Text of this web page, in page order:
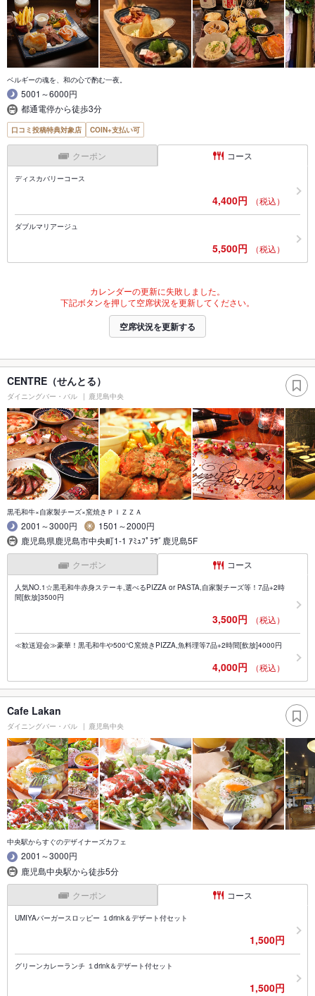
ベルギーの魂を、和の心で酌む一夜。
5001～6000円
都通電停から徒歩3分
口コミ投稿特典対象店 COIN+支払い可
クーポン コース
ディスカバリーコース
4,400円 （税込）
ダブルマリアージュ
5,500円 （税込）
カレンダーの更新に失敗しました。
下記ボタンを押して空席状況を更新してください。
空席状況を更新する
CENTRE（せんとる）
ダイニングバー・バル 鹿児島中央
黒毛和牛×自家製チーズ×窯焼きＰＩＺＺＡ
2001～3000円
1501～2000円
鹿児島県鹿児島市中央町1-1 ｱﾐｭﾌﾟﾗｻﾞ鹿児島5F
クーポン コース
人気NO.1☆黒毛和牛赤身ステーキ,選べるPIZZA or PASTA,自家製チーズ等！7品+2時
間[飲放]3500円
3,500円 （税込）
≪歓送迎会≫豪華！黒毛和牛や500℃窯焼きPIZZA,魚料理等7品+2時間[飲放]4000円
4,000円 （税込）
Cafe Lakan
ダイニングバー・バル 鹿児島中央
中央駅からすぐのデザイナーズカフェ
2001～3000円
鹿児島中央駅から徒歩5分
クーポン コース
UMIYAバーガースロッピー １drink＆デザート付セット
1,500円
グリーンカレーランチ １drink＆デザート付セット
1,500円